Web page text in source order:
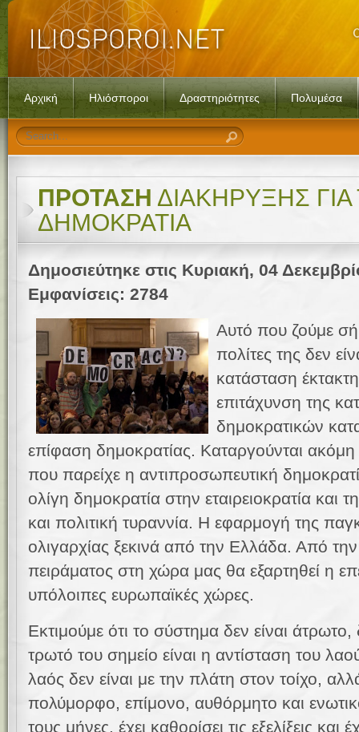
Αρχική Ηλιόσποροι Δραστηριότητες Πολυμέσα
ΠΡΟΤΑΣΗ ΔΙΑΚΗΡΥΞΗΣ
ΔΗΜΟΚΡΑΤΙΑ
Δημοσιεύτηκε στις Κυριακή, 04
Εμφανίσεις: 2784
Αυτό που ζούμε
πολίτες της δεν
κατάσταση
επιτάχυνση της
δημοκρατικών
επίφαση δημοκρατίας. Καταργούνται ακόμη
που παρείχε η αντιπροσωπευτική
ολίγη δημοκρατία στην εταιρειοκρατία και
και πολιτική τυραννία. Η εφαρμογή της
ολιγαρχίας ξεκινά από την Ελλάδα. Από την
πειράματος στη χώρα μας θα εξαρτηθεί η
υπόλοιπες ευρωπαϊκές χώρες.
Εκτιμούμε ότι το σύστημα δεν είναι
τρωτό του σημείο είναι η αντίσταση του
λαός δεν είναι με την πλάτη στον τοίχο,
πολύμορφο, επίμονο, αυθόρμητο και
τους μήνες, έχει καθορίσει τις εξελίξεις και